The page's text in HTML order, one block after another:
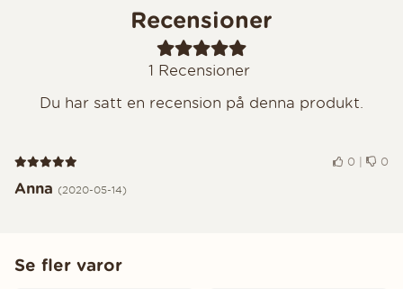
Recensioner
1 Recensioner
Du har satt en recension på denna produkt.
Recension 5 av 5 0 | 0
Anna (2020-05-14)
Se fler varor